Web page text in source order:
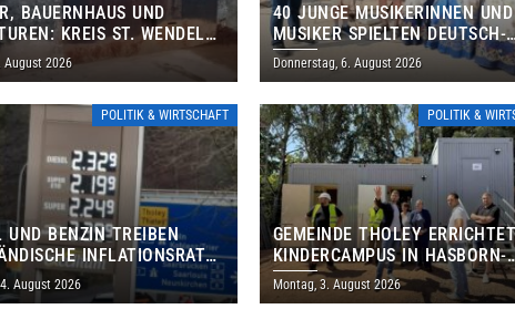
BAUERNHAUS UND
KREIS ST. WENDEL
TAG DES OFFENEN
EIN
August 2026
40 JUNGE MUSIKERINNEN UND
MUSIKER SPIELTEN DEUTSCH-
BRASILIANISCHES
THOLEY
Donnerstag, 6. August 2026
POLITIK & WIRTSCHAFT
UND BENZIN TREIBEN
INFLATIONSRATE
AUF 3,2 PROZENT
August 2026
POLITIK &
GEMEINDE THOLEY
KINDERCAMPUS IN HASBORN-
DAUTWEILER FÜR RUND 8,5
MILLIONEN EURO
Montag, 3. August 2026